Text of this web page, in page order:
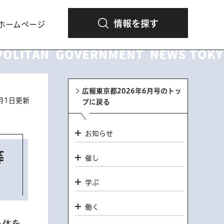
ームページ 情報を探す
1日更新
広報東京都2026年6月号のトッ
プに戻る
お知らせ
催し
学ぶ
働く